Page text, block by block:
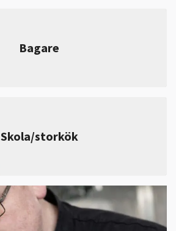
Bagare
Skola/storkök